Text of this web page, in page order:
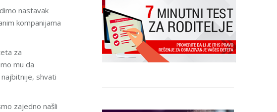
nastavak
kompanijama
za
mu da
shvati
zajedno našli